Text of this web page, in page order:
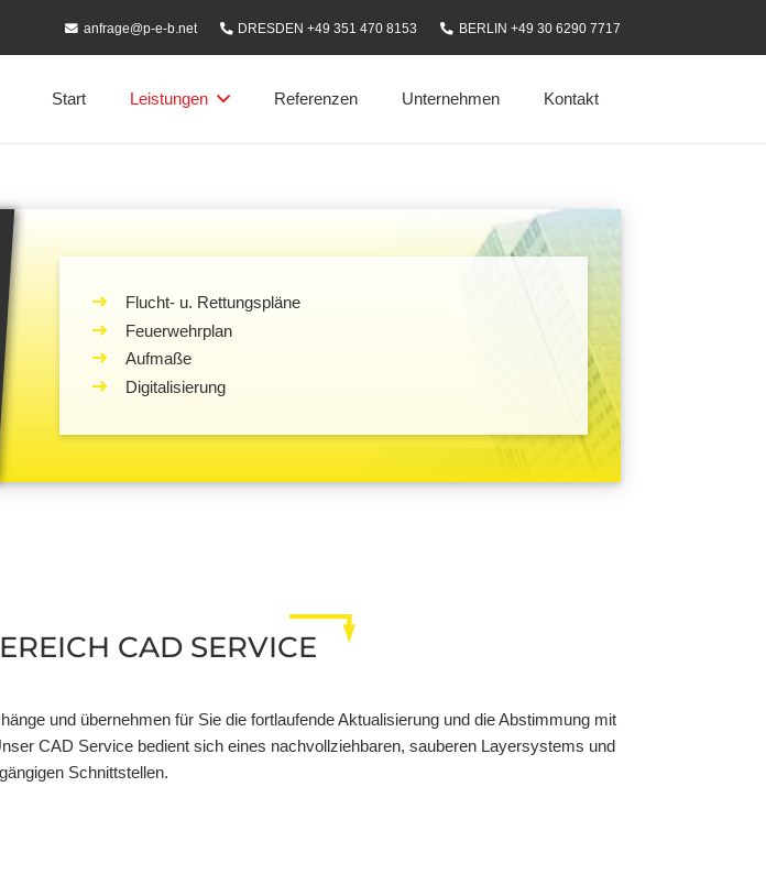
anfrage@p-e-b.net DRESDEN +49 351 470 8153 BERLIN +49 30 6290 7717
Start Leistungen Referenzen Unternehmen Kontakt
Flucht- u. Rettungspläne
Feuerwehrplan
Aufmaße
Digitalisierung
CAD SERVICE
und übernehmen für Sie die fortlaufende Aktualisierung und die Abstimmung mit
CAD Service bedient sich eines nachvollziehbaren, sauberen Layersystems und
Schnittstellen.